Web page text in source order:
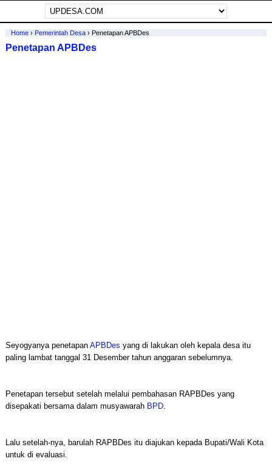
Home› Pemerintah Desa› Penetapan APBDes
Penetapan APBDes
Seyogyanya penetapan APBDes yang di lakukan oleh kepala desa itu
paling lambat tanggal 31 Desember tahun anggaran sebelumnya.
Penetapan tersebut setelah melalui pembahasan RAPBDes yang
disepakati bersama dalam musyawarah BPD.
Lalu setelah-nya, barulah RAPBDes itu diajukan kepada Bupati/Wali Kota
untuk di evaluasi.